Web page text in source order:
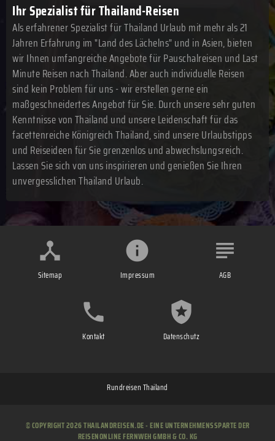
Ihr Spezialist für Thailand-Reisen
Als erfahrener Spezialist für Thailand Urlaub mit mehr als 21
Jahren Erfahrung im "Land des Lächelns" und in Asien, bieten
wir Ihnen umfangreiche Angebote für Pauschalreisen und Last
Minute Reisen nach Thailand. Aber auch individuelle Reisen
sind kein Problem für uns - wir erstellen gerne ein
maßgeschneidertes Angebot für Sie. Durch unsere sehr guten
Kenntnisse von Thailand und unsere Leidenschaft für das
facettenreiche Königreich Thailand, sind unsere Urlaubstipps
und Reiseideen für Sie grenzenlos und abwechslungsreich.
Lassen Sie sich von uns inspirieren und genießen Sie Ihren
unvergesslichen Thailand Urlaub.
Sitemap Impressum AGB
Kontakt Datenschutz
Rundreisen Thailand
© COPYRIGHT 2026 THAILANDREISEN.DE - EINE UNTERNEHMENSSPARTE DER
REISENONLINE FERNWEH GMBH & CO. KG